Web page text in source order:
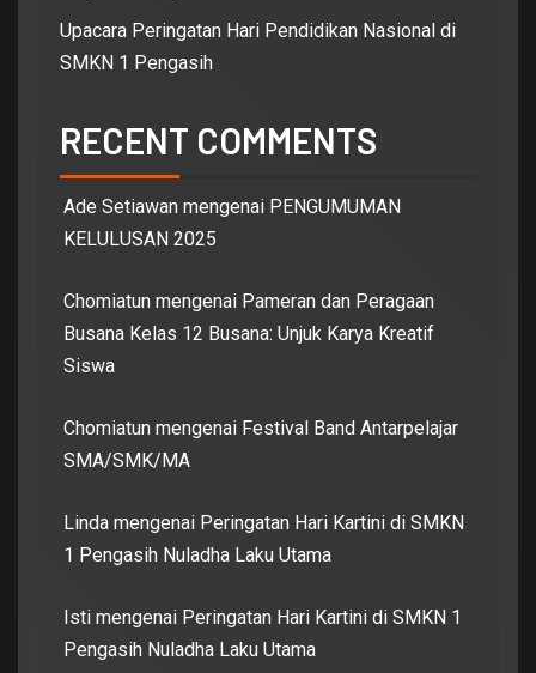
Upacara Peringatan Hari Pendidikan Nasional di
SMKN 1 Pengasih
RECENT COMMENTS
Ade Setiawan mengenai PENGUMUMAN
KELULUSAN 2025
Chomiatun mengenai Pameran dan Peragaan
Busana Kelas 12 Busana: Unjuk Karya Kreatif
Siswa
Chomiatun mengenai Festival Band Antarpelajar
SMA/SMK/MA
Linda mengenai Peringatan Hari Kartini di SMKN
1 Pengasih Nuladha Laku Utama
Isti mengenai Peringatan Hari Kartini di SMKN 1
Pengasih Nuladha Laku Utama